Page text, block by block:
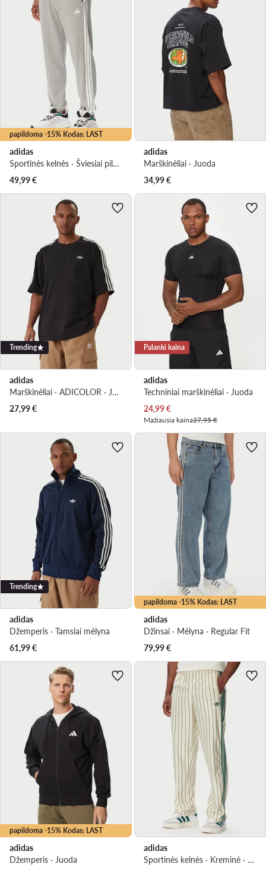
papildoma -15% Kodas: LAST
adidas
Sportinės kelnės · Šviesiai pilka · Regular Fit
49,99€
adidas
Marškinėliai · Juoda
34,99€
Trending
adidas
Marškinėliai · ADICOLOR · Juoda
27,99€
Palanki kaina
adidas
Techniniai marškinėliai · Juoda
Dabartinė kaina
24,99€
Mažiausia kaina27,95 €
Trending
adidas
Džemperis · Tamsiai mėlyna
61,99€
papildoma -15% Kodas: LAST
adidas
Džinsai · Mėlyna · Regular Fit
79,99€
papildoma -15% Kodas: LAST
adidas
Džemperis · Juoda
adidas
Sportinės kelnės · Kreminė · Regular Fit